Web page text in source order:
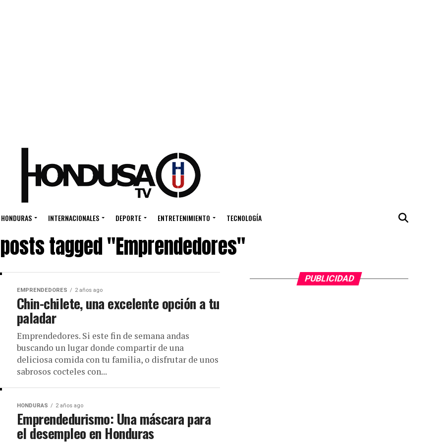
HONDURAS INTERNACIONALES DEPORTE ENTRETENIMIENTO TECNOLOGÍA
tagged "Emprendedores"
EMPRENDEDORES 2 años ago
Chin-chilete, una excelente opción a tu
paladar
Emprendedores. Si este fin de semana andas
buscando un lugar donde compartir de una
deliciosa comida con tu familia, o disfrutar de unos
sabrosos cocteles con...
HONDURAS 2 años ago
Emprendedurismo: Una máscara para
el desempleo en Honduras
PUBLICIDAD